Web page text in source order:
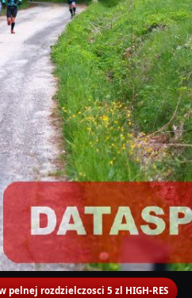
pelnej rozdzielczosci 5 zl HIGH-RES